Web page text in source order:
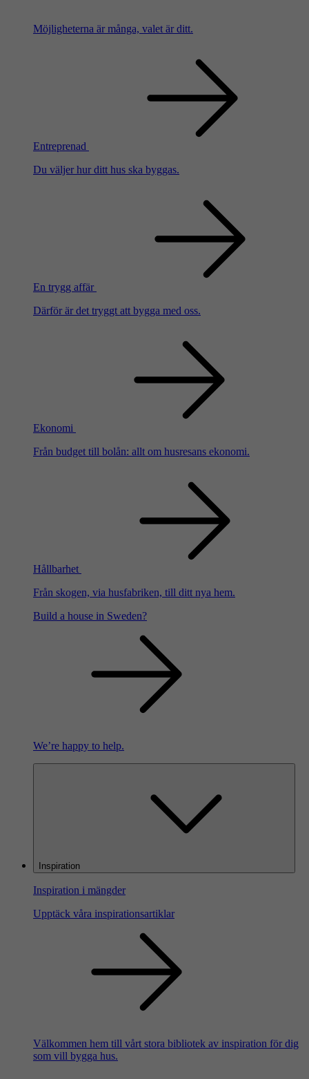
Möjligheterna är många, valet är ditt.
Entreprenad
Du väljer hur ditt hus ska byggas.
En trygg affär
Därför är det tryggt att bygga med oss.
Ekonomi
Från budget till bolån: allt om husresans ekonomi.
Hållbarhet
Från skogen, via husfabriken, till ditt nya hem.
Build a house in Sweden?
We’re happy to help.
Inspiration
Inspiration i mängder
Upptäck våra inspirationsartiklar
Välkommen hem till vårt stora bibliotek av inspiration för dig
som vill bygga hus.